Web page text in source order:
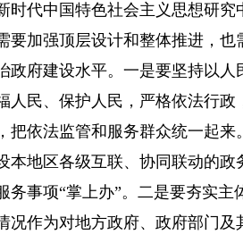
代中国特色社会主义思想研究
要加强顶层设计和整体推进，
政府建设水平。一是要坚持以
人民、保护人民，严格依法行
把依法监管和服务群众统一起
本地区各级互联、协同联动的
务事项“掌上办”。二是要夯实
况作为对地方政府、政府部门